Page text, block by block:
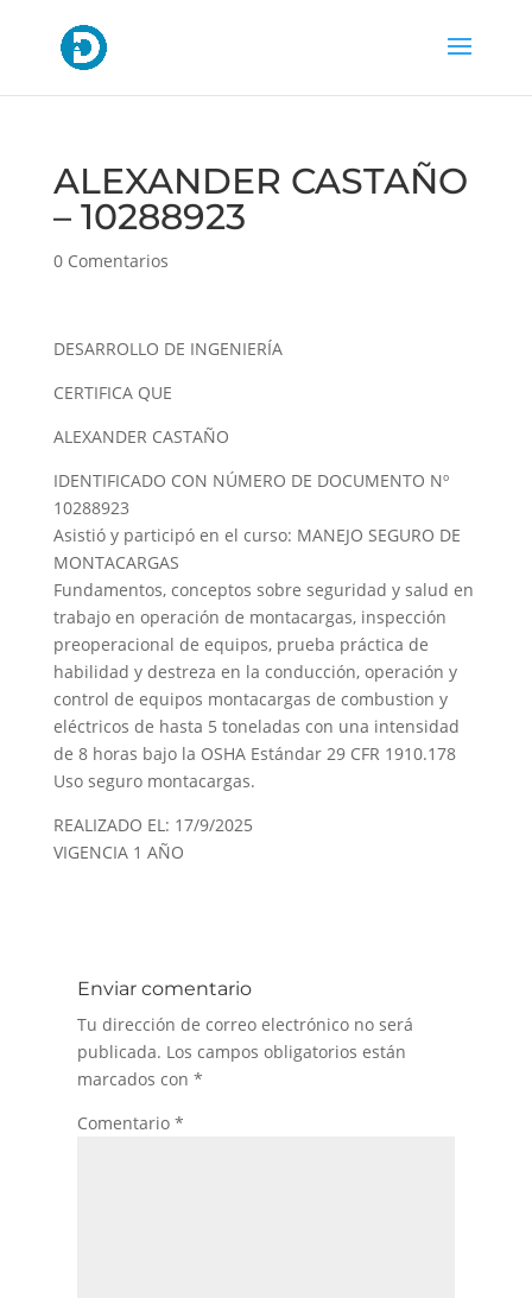
ALEXANDER CASTAÑO
– 10288923
0 Comentarios
DESARROLLO DE INGENIERÍA
CERTIFICA QUE
ALEXANDER CASTAÑO
IDENTIFICADO CON NÚMERO DE DOCUMENTO Nº
10288923
Asistió y participó en el curso: MANEJO SEGURO DE
MONTACARGAS
Fundamentos, conceptos sobre seguridad y salud en
trabajo en operación de montacargas, inspección
preoperacional de equipos, prueba práctica de
habilidad y destreza en la conducción, operación y
control de equipos montacargas de combustion y
eléctricos de hasta 5 toneladas con una intensidad
de 8 horas bajo la OSHA Estándar 29 CFR 1910.178
Uso seguro montacargas.
REALIZADO EL: 17/9/2025
VIGENCIA 1 AÑO
Enviar comentario
Tu dirección de correo electrónico no será
publicada. Los campos obligatorios están
marcados con *
Comentario *